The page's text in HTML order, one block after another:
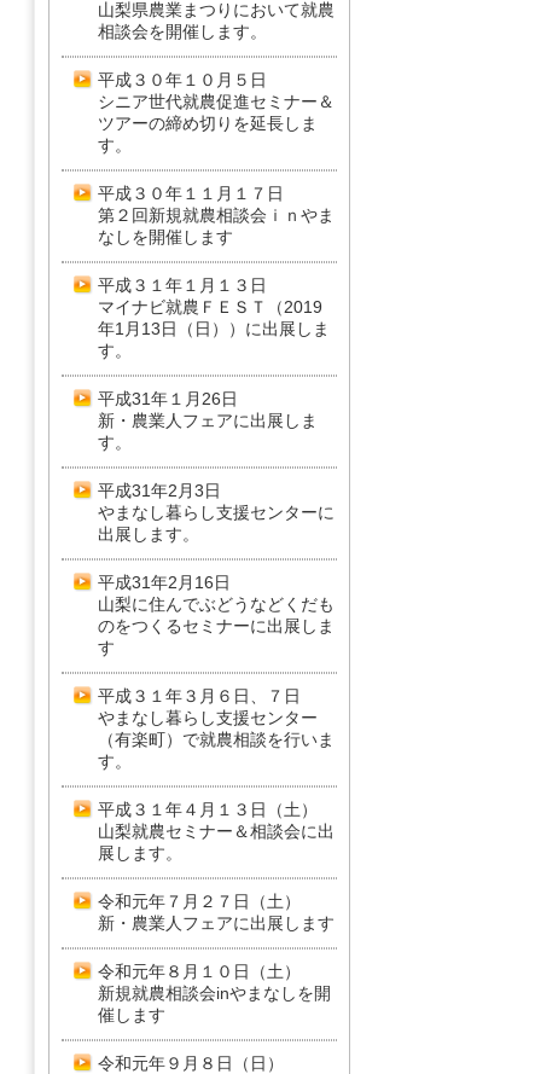
山梨県農業まつりにおいて就農
相談会を開催します。
平成３０年１０月５日
シニア世代就農促進セミナー＆
ツアーの締め切りを延長しま
す。
平成３０年１１月１７日
第２回新規就農相談会ｉｎやま
なしを開催します
平成３１年１月１３日
マイナビ就農ＦＥＳＴ（2019
年1月13日（日））に出展しま
す。
平成31年１月26日
新・農業人フェアに出展しま
す。
平成31年2月3日
やまなし暮らし支援センターに
出展します。
平成31年2月16日
山梨に住んでぶどうなどくだも
のをつくるセミナーに出展しま
す
平成３１年３月６日、７日
やまなし暮らし支援センター
（有楽町）で就農相談を行いま
す。
平成３１年４月１３日（土）
山梨就農セミナー＆相談会に出
展します。
令和元年７月２７日（土）
新・農業人フェアに出展します
令和元年８月１０日（土）
新規就農相談会inやまなしを開
催します
令和元年９月８日（日）